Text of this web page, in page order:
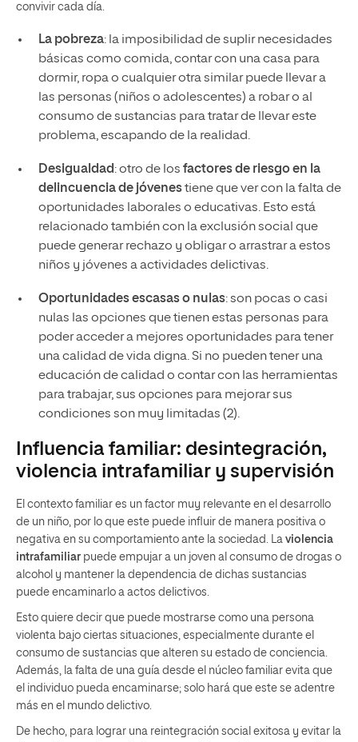
convivir cada día.
La pobreza: la imposibilidad de suplir necesidades
básicas como comida, contar con una casa para
dormir, ropa o cualquier otra similar puede llevar a
las personas (niños o adolescentes) a robar o al
consumo de sustancias para tratar de llevar este
problema, escapando de la realidad.
Desigualdad: otro de los factores de riesgo en la
delincuencia de jóvenestiene que ver con la falta de
oportunidades laborales o educativas. Esto está
relacionado también con la exclusión social que
puede generar rechazo y obligar o arrastrar a estos
niños y jóvenes a actividades delictivas.
Oportunidades escasas o nulas: son pocas o casi
nulas las opciones que tienen estas personas para
poder acceder a mejores oportunidades para tener
una calidad de vida digna. Si no pueden tener una
educación de calidad o contar con las herramientas
para trabajar, sus opciones para mejorar sus
condiciones son muy limitadas (2).
Influencia familiar: desintegración,
violencia intrafamiliar y supervisión
El contexto familiar es un factor muy relevante en el desarrollo
de un niño, por lo que este puede influir de manera positiva o
negativa en su comportamiento ante la sociedad. La violencia
intrafamiliar puede empujar a un joven al consumo de drogas o
alcohol y mantener la dependencia de dichas sustancias
puede encaminarlo a actos delictivos.
Esto quiere decir que puede mostrarse como una persona
violenta bajo ciertas situaciones, especialmente durante el
consumo de sustancias que alteren su estado de conciencia.
Además, la falta de una guía desde el núcleo familiar evita que
el individuo pueda encaminarse; solo hará que este se adentre
más en el mundo delictivo.
De hecho, para lograr una reintegración social exitosa y evitar la